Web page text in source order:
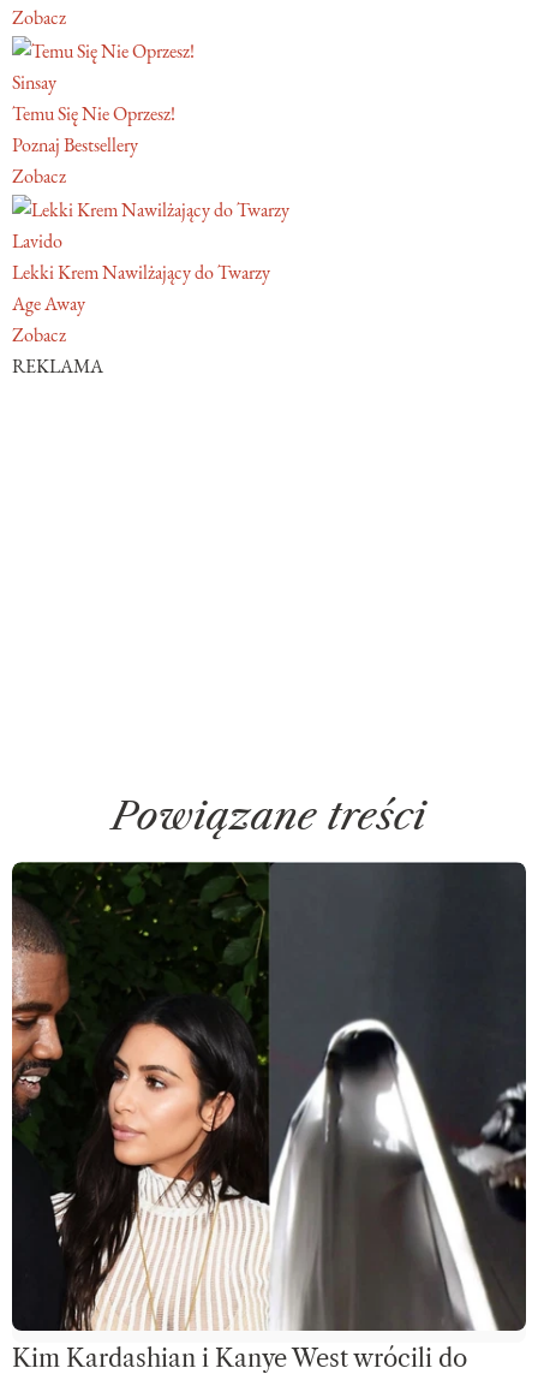
Zobacz
Sinsay
Temu Się Nie Oprzesz!
Poznaj Bestsellery
Zobacz
Lavido
Lekki Krem Nawilżający do Twarzy
Age Away
Zobacz
REKLAMA
Powiązane treści
Kim Kardashian i Kanye West wrócili do